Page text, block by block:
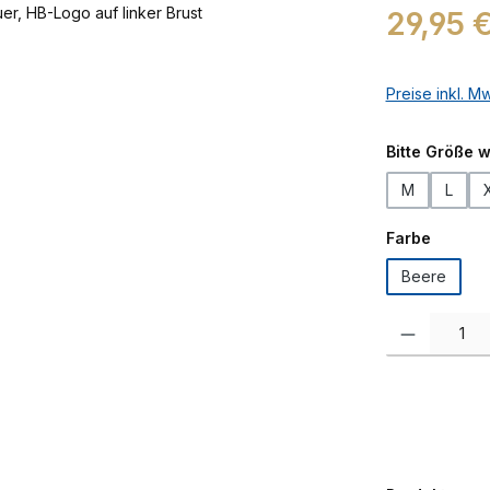
Regulärer Preis:
29,95 €
Preise inkl.
Bitte Größe
M L
Farbe
Beere
Produkt